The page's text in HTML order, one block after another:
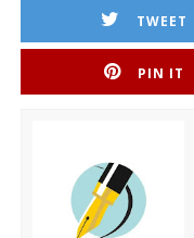
TWEET
PIN IT